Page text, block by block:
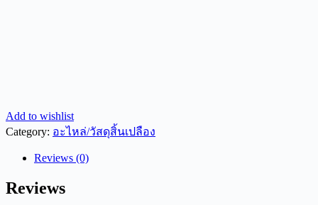
Add to wishlist
Category: อะไหล่/วัสดุสิ้นเปลือง
Reviews (0)
Reviews